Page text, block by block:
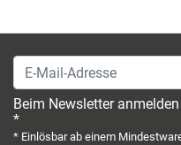
E-Mail-Adresse
Beim Newsletter
*
* Einlösbar ab einem